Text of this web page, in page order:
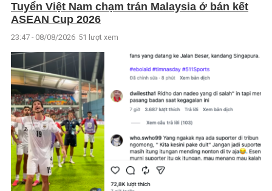
Tuyển Việt Nam chạm trán Malaysia ở bán kết
ASEAN Cup 2026
23:47 - 08/08/2026 51 lượt xem